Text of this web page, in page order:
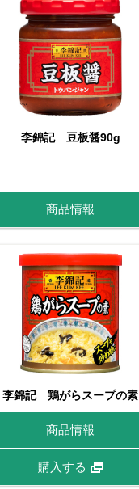
李錦記 豆板醤90g
商品情報
李錦記 鶏がらスープの素
商品情報
購入する